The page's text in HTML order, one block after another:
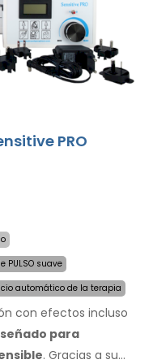
una garantía de
disconformidad
idioma.
PRO
PULSO suave
automático de la terapia
con efectos incluso
para
. Gracias a su